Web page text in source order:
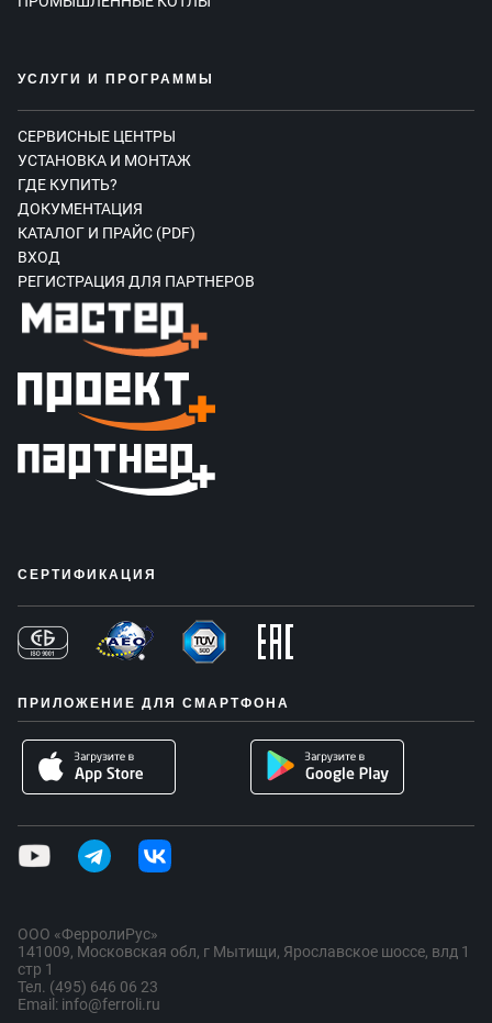
УСЛУГИ И ПРОГРАММЫ
СЕРВИСНЫЕ ЦЕНТРЫ
УСТАНОВКА И МОНТАЖ
ГДЕ КУПИТЬ?
ДОКУМЕНТАЦИЯ
КАТАЛОГ И ПРАЙС (PDF)
ВХОД
РЕГИСТРАЦИЯ ДЛЯ ПАРТНЕРОВ
СЕРТИФИКАЦИЯ
ПРИЛОЖЕНИЕ ДЛЯ СМАРТФОНА
ООО «ФерролиРус»
141009, Московская обл, г Мытищи, Ярославское шоссе, влд 1
стр 1
Тел. (495) 646 06 23
Email: info@ferroli.ru